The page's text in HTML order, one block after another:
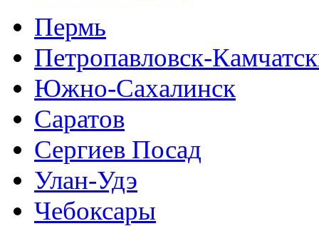
Пермь
Петропавловск-
Южно-Сахалинск
Саратов
Сергиев Посад
Улан-Удэ
Чебоксары